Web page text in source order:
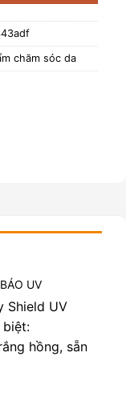
chăm sóc da
UV
Shield UV
biệt:
hồng, sẵn